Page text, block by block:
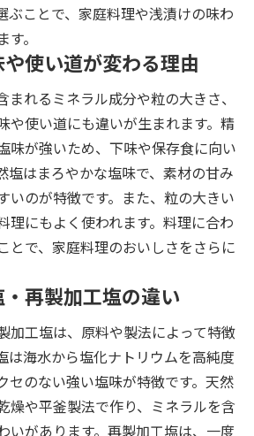
ぶことで、家庭料理や浅漬けの味わ
。
使い道が変わる理由
れるミネラル成分や粒の大きさ、
や使い道にも違いが生まれます。精
味が強いため、下味や保存食に向い
塩はまろやかな塩味で、素材の甘み
いのが特徴です。また、粒の大きい
理にもよく使われます。料理に合わ
とで、家庭料理のおいしさをさらに
再製加工塩の違い
加工塩は、原料や製法によって特徴
は海水から塩化ナトリウムを高純度
セのない強い塩味が特徴です。天然
燥や平釜製法で作り、ミネラルを含
いがあります。再製加工塩は、一度